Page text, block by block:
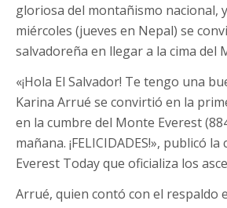
gloriosa del montañismo nacional,
miércoles (jueves en Nepal) se
salvadoreña en llegar a la cima del
«¡Hola El Salvador! Te tengo una
Karina Arrué se convirtió en la
en la cumbre del Monte Everest
mañana. ¡FELICIDADES!», publicó
Everest Today que oficializa los
Arrué, quien contó con el respaldo